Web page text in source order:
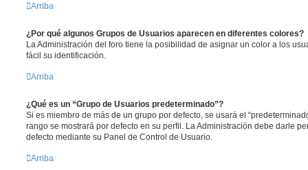
Arriba
¿Por qué algunos Grupos de Usuarios aparecen en diferentes colores?
La Administración del foro tiene la posibilidad de asignar un color a los
fácil su identificación.
Arriba
¿Qué es un “Grupo de Usuarios predeterminado”?
Si es miembro de más de un grupo por defecto, se usará el
rango se mostrará por defecto en su perfil. La Administración debe darle
defecto mediante su Panel de Control de Usuario.
Arriba